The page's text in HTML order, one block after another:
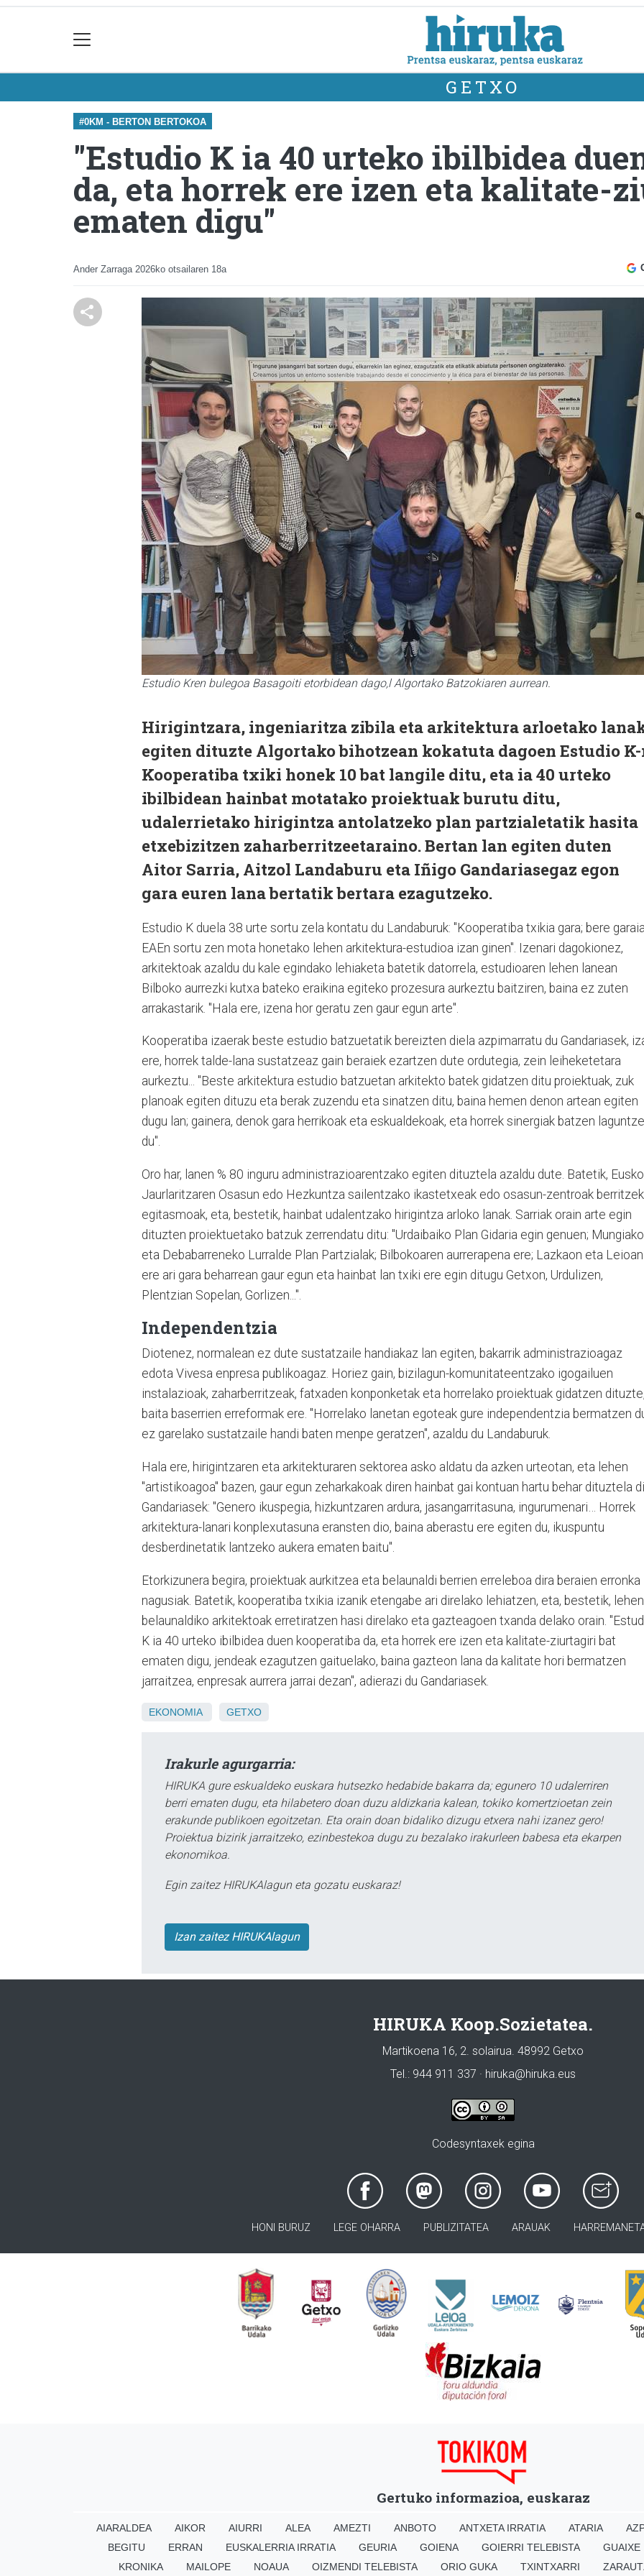
GETXO
#0KM - BERTON BERTOKOA
"Estudio K ia 40 urteko ibilbidea
da, eta horrek ere izen eta kalitate-
ematen digu"
Ander Zarraga 2026ko otsailaren 18a
Estudio Kren bulegoa Basagoiti etorbidean dago,l Algortako Batzokiaren aurrean.
Hirigintzara, ingeniaritza zibila eta arkitektura arloetako
egiten dituzte Algortako bihotzean kokatuta dagoen Estudio
Kooperatiba txiki honek 10 bat langile ditu, eta ia 40 urteko
ibilbidean hainbat motatako proiektuak burutu ditu,
udalerrietako hirigintza antolatzeko plan partzialetatik hasita
etxebizitzen zaharberritzeetaraino. Bertan lan egiten duten
Aitor Sarria, Aitzol Landaburu eta Iñigo Gandariasegaz egon
gara euren lana bertatik bertara ezagutzeko.
Estudio K duela 38 urte sortu zela kontatu du Landaburuk: "Kooperatiba txikia gara; bere
EAEn sortu zen mota honetako lehen arkitektura-estudioa izan ginen". Izenari dagokionez,
arkitektoak azaldu du kale egindako lehiaketa batetik datorrela, estudioaren lehen lanean
Bilboko aurrezki kutxa bateko eraikina egiteko prozesura aurkeztu baitziren, baina ez zuten
arrakastarik. "Hala ere, izena hor geratu zen gaur egun arte".
Kooperatiba izaerak beste estudio batzuetatik bereizten diela azpimarratu du Gandariasek,
ere, horrek talde-lana sustatzeaz gain beraiek ezartzen dute ordutegia, zein leiheketetara
aurkeztu... "Beste arkitektura estudio batzuetan arkitekto batek gidatzen ditu proiektuak, zuk
planoak egiten dituzu eta berak zuzendu eta sinatzen ditu, baina hemen denon artean egiten
dugu lan; gainera, denok gara herrikoak eta eskualdekoak, eta horrek sinergiak batzen
du".
Oro har, lanen % 80 inguru administrazioarentzako egiten dituztela azaldu dute. Batetik, Eusko
Jaurlaritzaren Osasun edo Hezkuntza sailentzako ikastetxeak edo osasun-zentroak
egitasmoak, eta, bestetik, hainbat udalentzako hirigintza arloko lanak. Sarriak orain arte egin
dituzten proiektuetako batzuk zerrendatu ditu: "Urdaibaiko Plan Gidaria egin genuen; Mungiako
eta Debabarreneko Lurralde Plan Partzialak; Bilbokoaren aurrerapena ere; Lazkaon eta Leioan
ere ari gara beharrean gaur egun eta hainbat lan txiki ere egin ditugu Getxon, Urdulizen,
Plentzian Sopelan, Gorlizen...".
Independentzia
Diotenez, normalean ez dute sustatzaile handiakaz lan egiten, bakarrik administrazioagaz
edota Vivesa enpresa publikoagaz. Horiez gain, bizilagun-komunitateentzako igogailuen
instalazioak, zaharberritzeak, fatxaden konponketak eta horrelako proiektuak gidatzen
baita baserrien erreformak ere. "Horrelako lanetan egoteak gure independentzia bermatzen
ez garelako sustatzaile handi baten menpe geratzen", azaldu du Landaburuk.
Hala ere, hirigintzaren eta arkitekturaren sektorea asko aldatu da azken urteotan, eta lehen
"artistikoagoa" bazen, gaur egun zeharkakoak diren hainbat gai kontuan hartu behar dituztela
Gandariasek: "Genero ikuspegia, hizkuntzaren ardura, jasangarritasuna, ingurumenari… Horrek
arkitektura-lanari konplexutasuna eransten dio, baina aberastu ere egiten du, ikuspuntu
desberdinetatik lantzeko aukera ematen baitu".
Etorkizunera begira, proiektuak aurkitzea eta belaunaldi berrien erreleboa dira beraien erronka
nagusiak. Batetik, kooperatiba txikia izanik etengabe ari direlako lehiatzen, eta, bestetik, lehen
belaunaldiko arkitektoak erretiratzen hasi direlako eta gazteagoen txanda delako orain.
K ia 40 urteko ibilbidea duen kooperatiba da, eta horrek ere izen eta kalitate-ziurtagiri bat
ematen digu, jendeak ezagutzen gaituelako, baina gazteon lana da kalitate hori bermatzen
jarraitzea, enpresak aurrera jarrai dezan", adierazi du Gandariasek.
EKONOMIA GETXO
Irakurle agurgarria:
HIRUKA gure eskualdeko euskara hutsezko hedabide bakarra da; egunero 10 udalerriren
berri ematen dugu, eta hilabetero doan duzu aldizkaria kalean, tokiko komertzioetan zein
erakunde publikoen egoitzetan. Eta orain doan bidaliko dizugu etxera nahi izanez gero!
Proiektua bizirik jarraitzeko, ezinbestekoa dugu zu bezalako irakurleen babesa eta ekarpen
ekonomikoa.
Egin zaitez HIRUKAlagun eta gozatu euskaraz!
Izan zaitez HIRUKAlagun
HIRUKA Koop.Sozietatea.
Martikoena 16, 2. solairua. 48992 Getxo
Tel.: 944 911 337 · hiruka@hiruka.eus
Codesyntaxek egina
HONI BURUZ LEGE OHARRA PUBLIZITATEA ARAUAK
Gertuko informazioa, euskaraz
AIARALDEA AIKOR AIURRI ALEA AMEZTI ANBOTO ANTXETA IRRATIA ATARIA
BEGITU
ERRAN EUSKALERRIA IRRATIA GEURIA GOIENA GOIERRI TELEBISTA
GUAIXE
KRONIKA
MAILOPE NOAUA OIZMENDI TELEBISTA ORIO GUKA TXINTXARRI